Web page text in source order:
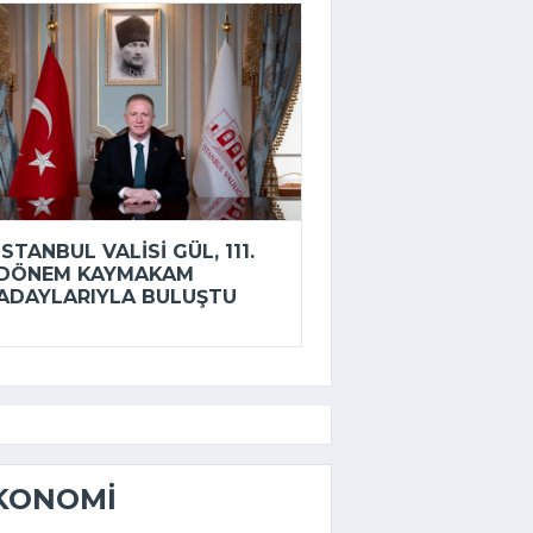
VALISI GÜL, 111.
KAYMAKAM
BULUŞTU